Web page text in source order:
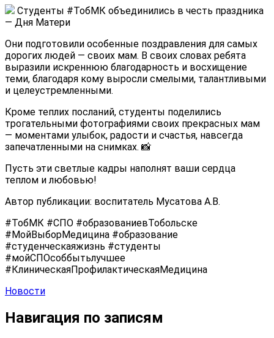
Студенты #ТобМК объединились в честь праздника
— Дня Матери
Они подготовили особенные поздравления для самых
дорогих людей — своих мам. В своих словах ребята
выразили искреннюю благодарность и восхищение
теми, благодаря кому выросли смелыми, талантливыми
и целеустремленными.
Кроме теплих посланий, студенты поделились
трогательными фотографиями своих прекрасных мам
— моментами улыбок, радости и счастья, навсегда
запечатленными на снимках. 📸
Пусть эти светлые кадры наполнят ваши сердца
теплом и любовью!
Автор публикации: воспитатель Мусатова А.В.
#ТобМК #СПО #образованиевТобольске
#МойВыборМедицина #образование
#студенческаяжизнь #студенты
#мойСПОсоббытьлучшее
#КлиническаяПрофилактическаяМедицина
Новости
Навигация по записям